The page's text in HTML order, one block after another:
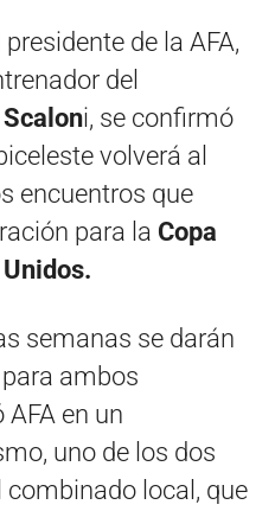
de la AFA,
del
i, se confirmó
volverá al
encuentros que
para la Copa
semanas se darán
ambos
en un
uno de los dos
local, que